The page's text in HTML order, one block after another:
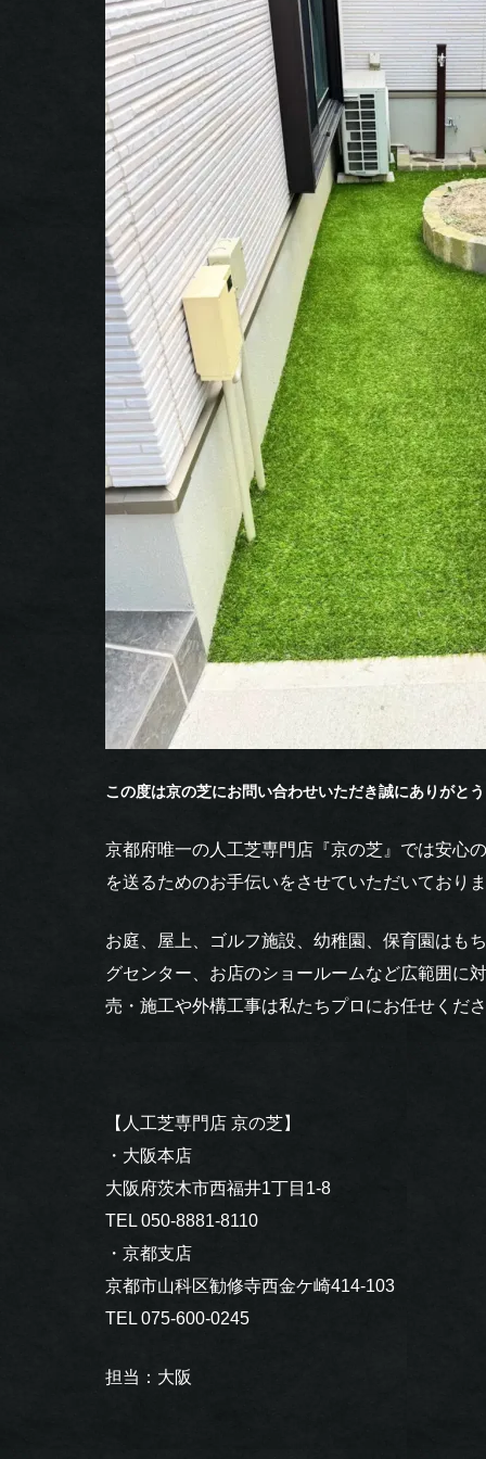
この度は京の芝にお問い合わせいただき誠にありがと
京都府唯一の人工芝専門店『京の芝』では安心
を送るためのお手伝いをさせていただいており
お庭、屋上、ゴルフ施設、幼稚園、保育園はも
グセンター、お店のショールームなど広範囲に
売・施工や外構工事は私たちプロにお任せくだ
【人工芝専門店 京の芝】
・大阪本店
大阪府茨木市西福井1丁目1-8
TEL 050-8881-8110
・京都支店
京都市山科区勧修寺西金ケ崎414-103
TEL 075-600-0245
担当：大阪